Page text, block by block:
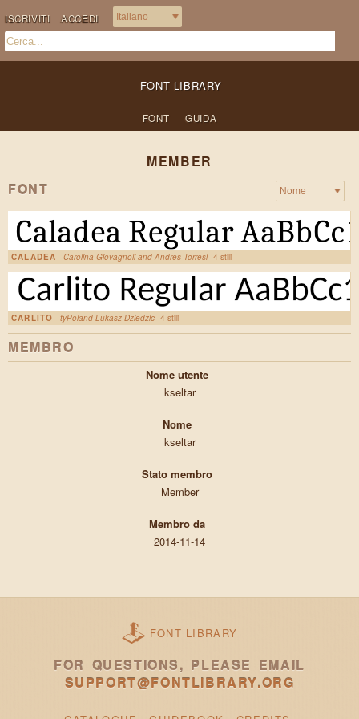
ISCRIVITI ACCEDI
FONT LIBRARY
FONT GUIDA
MEMBER
FONT
CALADEA Carolina Giovagnoli and Andres Torresi 4 stili
CARLITO tyPoland Lukasz Dziedzic 4 stili
MEMBRO
Nome utente
kseltar
Nome
kseltar
Stato membro
Member
Membro da
2014-11-14
FONT LIBRARY
FOR QUESTIONS, PLEASE EMAIL
SUPPORT@FONTLIBRARY.ORG